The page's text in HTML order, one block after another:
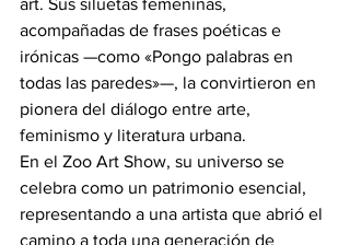
art. Sus siluetas femeninas,
acompañadas de frases poéticas e
irónicas —como «Pongo palabras en
todas las paredes»—, la convirtieron en
pionera del diálogo entre arte,
feminismo y literatura urbana.
En el Zoo Art Show, su universo se
celebra como un patrimonio esencial,
representando a una artista que abrió el
camino a toda una generación de